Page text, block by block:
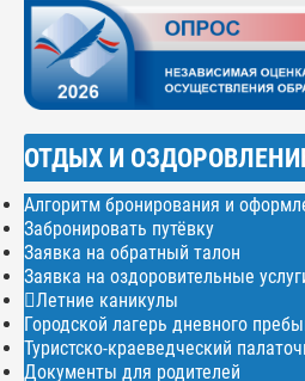
ОТДЫХ И
Алгоритм бронирования и
Забронировать путёвку
Заявка на обратный талон
Заявка на оздоровительные
Летние каникулы
Городской лагерь дневного
Туристско-краеведческий
Документы для родителей